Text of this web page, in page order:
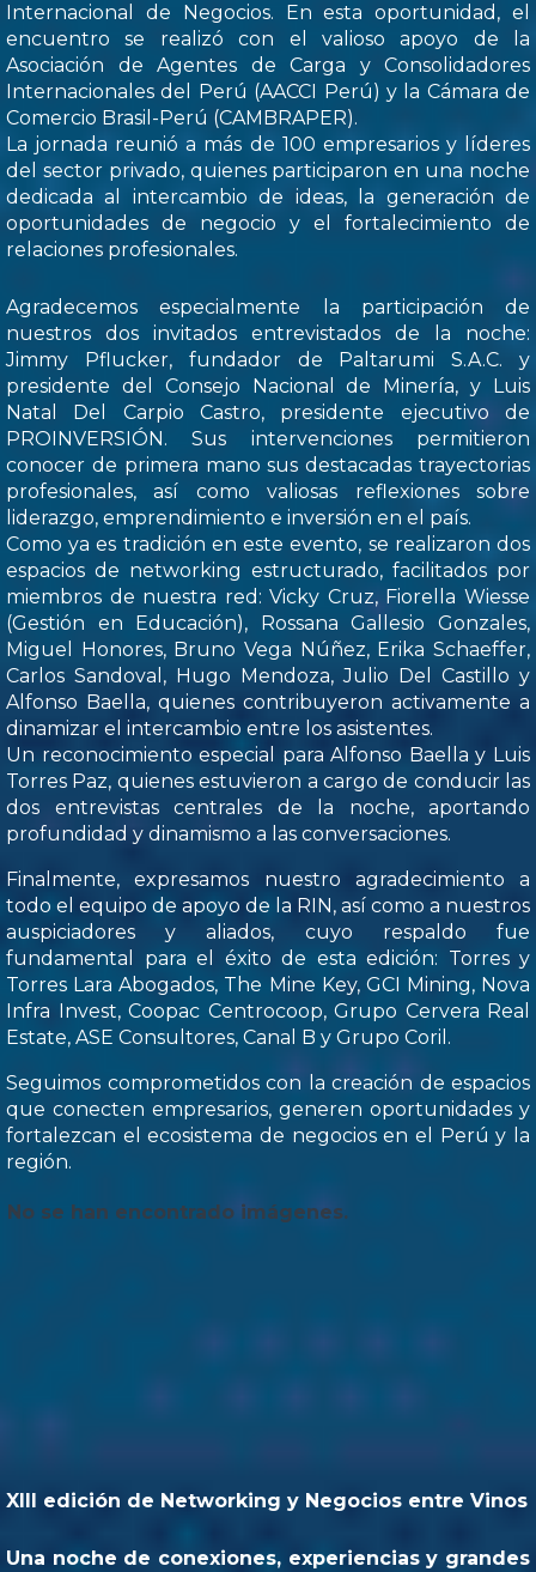
Internacional de Negocios. En esta oportunidad, el
encuentro se realizó con el valioso apoyo de la
Asociación de Agentes de Carga y Consolidadores
Internacionales del Perú (AACCI Perú) y la Cámara de
Comercio Brasil-Perú (CAMBRAPER).
La jornada reunió a más de 100 empresarios y líderes
del sector privado, quienes participaron en una noche
dedicada al intercambio de ideas, la generación de
oportunidades de negocio y el fortalecimiento de
relaciones profesionales.
Agradecemos especialmente la participación de
nuestros dos invitados entrevistados de la noche:
Jimmy Pflucker, fundador de Paltarumi S.A.C. y
presidente del Consejo Nacional de Minería, y Luis
Natal Del Carpio Castro, presidente ejecutivo de
PROINVERSIÓN. Sus intervenciones permitieron
conocer de primera mano sus destacadas trayectorias
profesionales, así como valiosas reflexiones sobre
liderazgo, emprendimiento e inversión en el país.
Como ya es tradición en este evento, se realizaron dos
espacios de networking estructurado, facilitados por
miembros de nuestra red: Vicky Cruz, Fiorella Wiesse
(Gestión en Educación), Rossana Gallesio Gonzales,
Miguel Honores, Bruno Vega Núñez, Erika Schaeffer,
Carlos Sandoval, Hugo Mendoza, Julio Del Castillo y
Alfonso Baella, quienes contribuyeron activamente a
dinamizar el intercambio entre los asistentes.
Un reconocimiento especial para Alfonso Baella y Luis
Torres Paz, quienes estuvieron a cargo de conducir las
dos entrevistas centrales de la noche, aportando
profundidad y dinamismo a las conversaciones.
Finalmente, expresamos nuestro agradecimiento a
todo el equipo de apoyo de la RIN, así como a nuestros
auspiciadores y aliados, cuyo respaldo fue
fundamental para el éxito de esta edición: Torres y
Torres Lara Abogados, The Mine Key, GCI Mining, Nova
Infra Invest, Coopac Centrocoop, Grupo Cervera Real
Estate, ASE Consultores, Canal B y Grupo Coril.
Seguimos comprometidos con la creación de espacios
que conecten empresarios, generen oportunidades y
fortalezcan el ecosistema de negocios en el Perú y la
región.
No se han encontrado imágenes.
XIII edición de Networking y Negocios entre Vinos
Una noche de conexiones, experiencias y grandes